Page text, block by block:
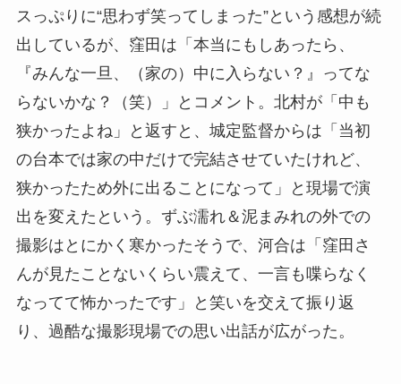
スっぷりに“思わず笑ってしまった”という感想が続
出しているが、窪田は「本当にもしあったら、
『みんな一旦、（家の）中に入らない？』ってな
らないかな？（笑）」とコメント。北村が「中も
狭かったよね」と返すと、城定監督からは「当初
の台本では家の中だけで完結させていたけれど、
狭かったため外に出ることになって」と現場で演
出を変えたという。ずぶ濡れ＆泥まみれの外での
撮影はとにかく寒かったそうで、河合は「窪田さ
んが見たことないくらい震えて、一言も喋らなく
なってて怖かったです」と笑いを交えて振り返
り、過酷な撮影現場での思い出話が広がった。